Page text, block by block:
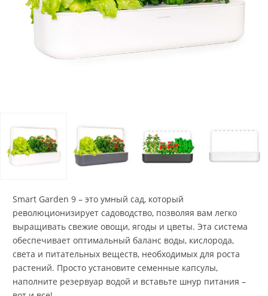
Smart Garden 9 – это умный сад, который
революционизирует садоводство, позволяя вам легко
выращивать свежие овощи, ягоды и цветы. Эта система
обеспечивает оптимальный баланс воды, кислорода,
света и питательных веществ, необходимых для роста
растений. Просто установите семенные капсулы,
наполните резервуар водой и вставьте шнур питания –